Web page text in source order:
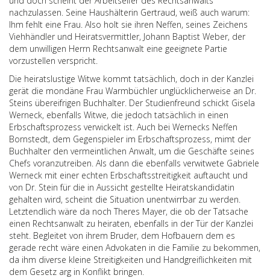
nachzulassen. Seine Haushälterin Gertraud, weiß auch warum:
Ihm fehlt eine Frau. Also holt sie ihren Neffen, seines Zeichens
Viehhändler und Heiratsvermittler, Johann Baptist Weber, der
dem unwilligen Herrn Rechtsanwalt eine geeignete Partie
vorzustellen verspricht.
Die heiratslustige Witwe kommt tatsächlich, doch in der Kanzlei
gerät die mondäne Frau Warmbüchler unglücklicherweise an Dr.
Steins übereifrigen Buchhalter. Der Studienfreund schickt Gisela
Werneck, ebenfalls Witwe, die jedoch tatsächlich in einen
Erbschaftsprozess verwickelt ist. Auch bei Wernecks Neffen
Bornstedt, dem Gegenspieler im Erbschaftsprozess, mimt der
Buchhalter den vermeintlichen Anwalt, um die Geschäfte seines
Chefs voranzutreiben. Als dann die ebenfalls verwitwete Gabriele
Werneck mit einer echten Erbschaftsstreitigkeit auftaucht und
von Dr. Stein für die in Aussicht gestellte Heiratskandidatin
gehalten wird, scheint die Situation unentwirrbar zu werden.
Letztendlich wäre da noch Theres Mayer, die ob der Tatsache
einen Rechtsanwalt zu heiraten, ebenfalls in der Tür der Kanzlei
steht. Begleitet von ihrem Bruder, dem Hofbauern dem es
gerade recht wäre einen Advokaten in die Familie zu bekommen,
da ihm diverse kleine Streitigkeiten und Handgreiflichkeiten mit
dem Gesetz arg in Konflikt bringen.